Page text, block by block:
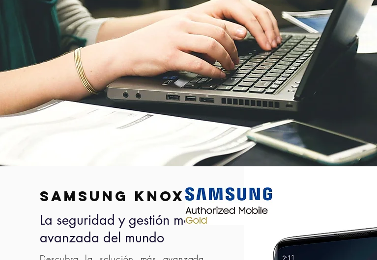
Samsung KNOX
La seguridad y gestión más
avanzada del mundo